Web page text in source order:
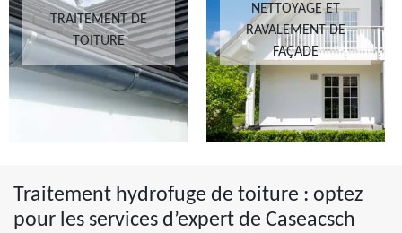
TRAITEMENT DE
TOITURE
NETTOYAGE ET
RAVALEMENT DE
FAÇADE
Traitement hydrofuge de toiture : optez
pour les services d’expert de Caseacsch